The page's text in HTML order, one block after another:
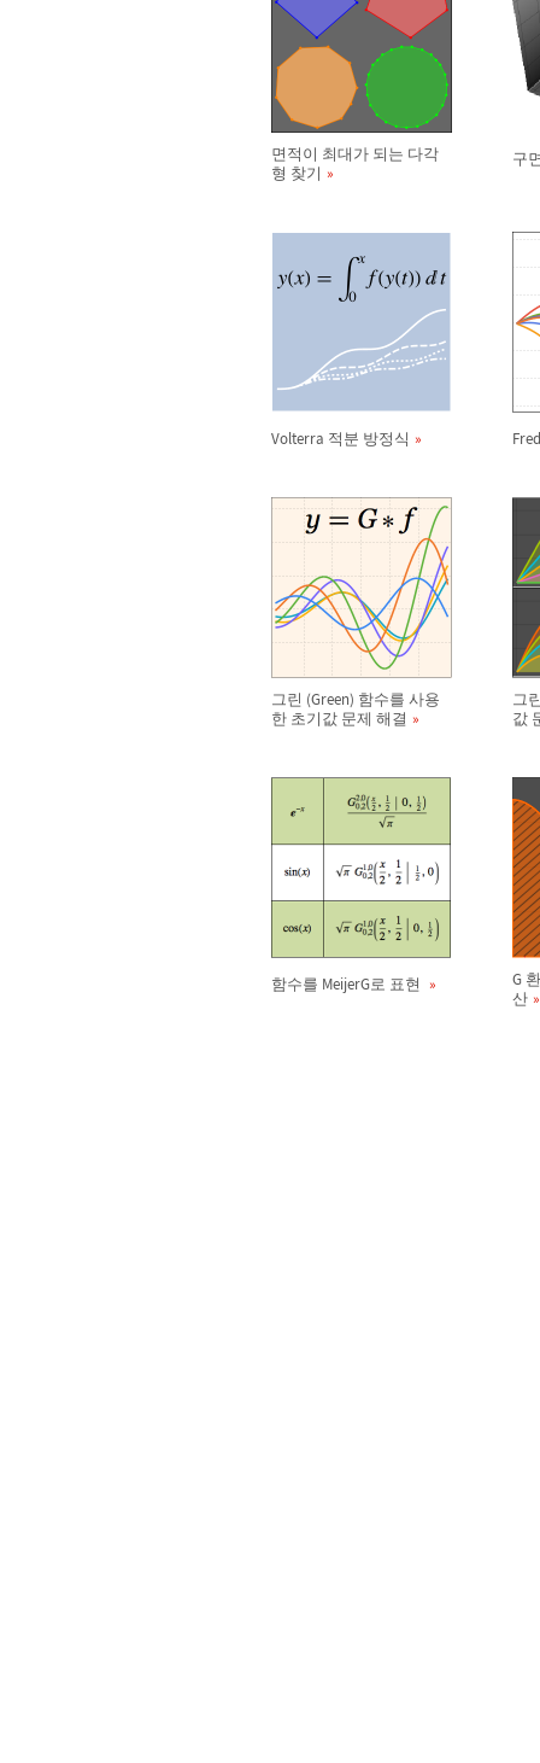
면적이 최대가 되는 다각
형 찾기
구
Volterra 적분 방정식
그린 (Green) 함수를 사용
한 초기값 문제 해결
그
값
함수를 MeijerG로 표현
G
산